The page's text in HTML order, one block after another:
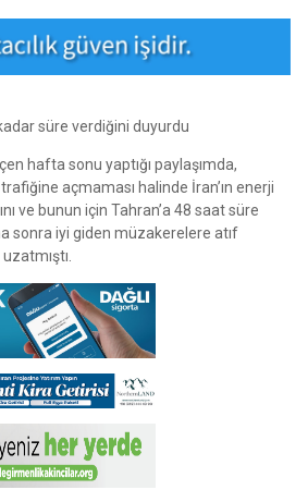
süre verdiğini duyurdu
hafta sonu yaptığı paylaşımda,
açmaması halinde İran’ın enerji
ve bunun için Tahran’a 48 saat süre
sonra iyi giden müzakerelere atıf